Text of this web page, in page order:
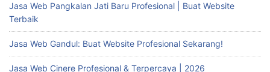
Jasa Web Pangkalan Jati Baru Profesional | Buat Website
Terbaik
Jasa Web Gandul: Buat Website Profesional Sekarang!
Jasa Web Cinere Profesional & Terpercaya | 2026